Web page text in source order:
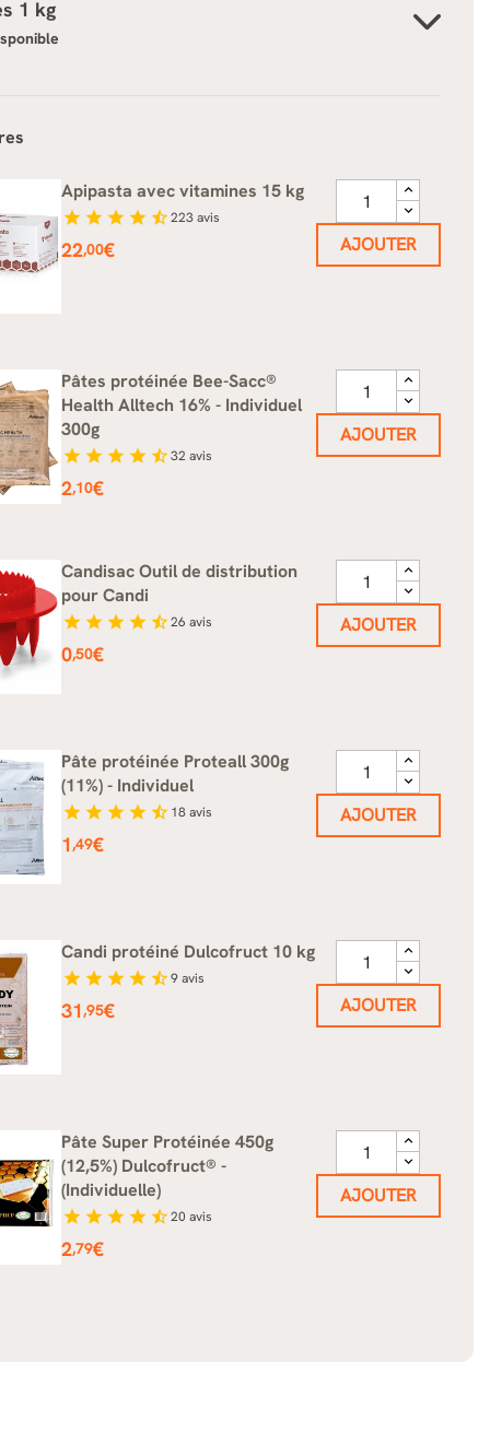
1 kg
Apipasta avec vitamines 15 kg
star star star star star_half223avis
Prix
22,00€ AJOUTER
Pâtes protéinée Bee-Sacc®
Health Alltech 16% - Individuel
300g
star star star star star_half32avis
Prix
2,10€
AJOUTER
Candisac Outil de distribution
pour Candi
star star star star star_half26 avis
Prix
0,50€
AJOUTER
Pâte protéinée Proteall 300g
(11%) - Individuel
star star star star star_half 18avis
Prix
1,49€
AJOUTER
Candi protéiné Dulcofruct 10 kg
star star star star star_half9avis
Prix
31,95€ AJOUTER
Pâte Super Protéinée 450g
(12,5%) Dulcofruct® -
(Individuelle)
star star star star star_half20 avis
Prix
2,79€
AJOUTER